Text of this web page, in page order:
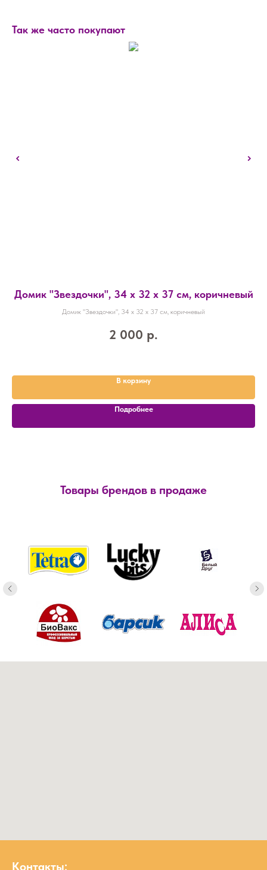
Так же часто покупают
Домик "Звездочки", 34 х 32 х 37 см, коричневый
Домик "Звездочки", 34 х 32 х 37 см, коричневый
2 000 р.
В корзину
Подробнее
Товары брендов в продаже
Контакты: